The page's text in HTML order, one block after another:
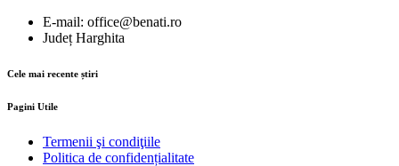
E-mail: office@benati.ro
Județ Harghita
Cele mai recente știri
Pagini Utile
Termenii şi condiţiile
Politica de confidențialitate